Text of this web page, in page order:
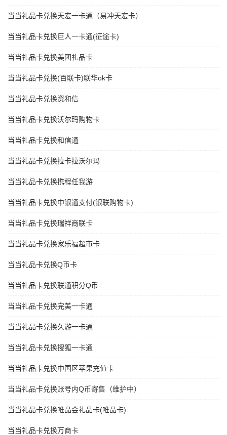
当当礼品卡兑换天宏一卡通（易冲天宏卡）
当当礼品卡兑换巨人一卡通(征途卡)
当当礼品卡兑换美团礼品卡
当当礼品卡兑换(百联卡)联华ok卡
当当礼品卡兑换资和信
当当礼品卡兑换沃尔玛购物卡
当当礼品卡兑换和信通
当当礼品卡兑换拉卡拉沃尔玛
当当礼品卡兑换携程任我游
当当礼品卡兑换中银通支付(银联购物卡)
当当礼品卡兑换瑞祥商联卡
当当礼品卡兑换家乐福超市卡
当当礼品卡兑换Q币卡
当当礼品卡兑换联通积分Q币
当当礼品卡兑换完美一卡通
当当礼品卡兑换久游一卡通
当当礼品卡兑换搜狐一卡通
当当礼品卡兑换中国区苹果充值卡
当当礼品卡兑换账号内Q币寄售（维护中）
当当礼品卡兑换唯品会礼品卡(唯品卡)
当当礼品卡兑换万商卡